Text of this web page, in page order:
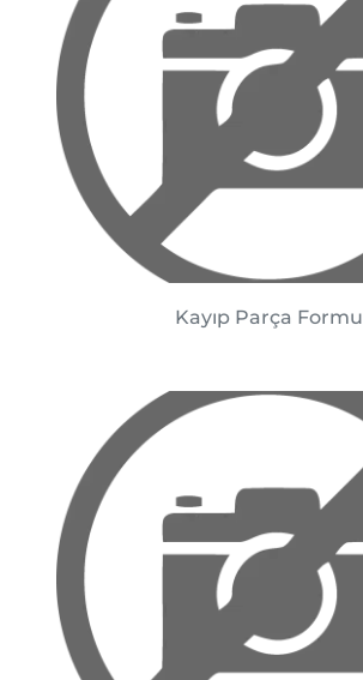
Kayıp Parça Formu